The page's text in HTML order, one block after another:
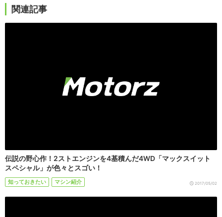
関連記事
伝説の野心作！2ストエンジンを4基積んだ4WD「マックスイット
スペシャル」が色々とスゴい！
知っておきたい マシン紹介 2017/05/02